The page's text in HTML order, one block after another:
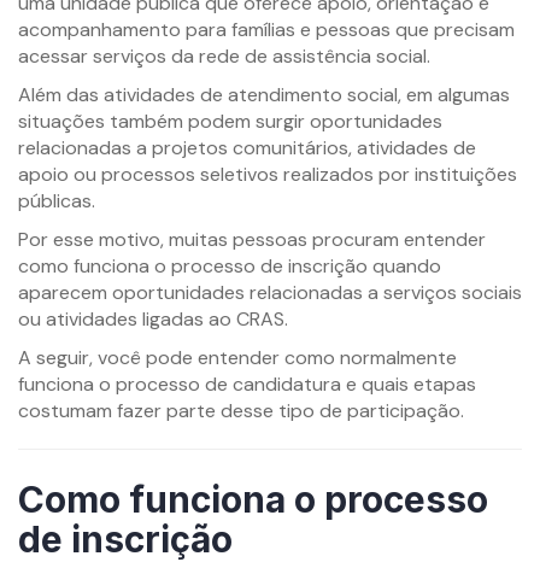
acompanhamento para famílias e pessoas que precisam
acessar serviços da rede de assistência social.
Além das atividades de atendimento social, em algumas
situações também podem surgir oportunidades
relacionadas a projetos comunitários, atividades de
apoio ou processos seletivos realizados por instituições
públicas.
Por esse motivo, muitas pessoas procuram entender
como funciona o processo de inscrição quando
aparecem oportunidades relacionadas a serviços sociais
ou atividades ligadas ao CRAS.
A seguir, você pode entender como normalmente
funciona o processo de candidatura e quais etapas
costumam fazer parte desse tipo de participação.
Como funciona o processo
de inscrição